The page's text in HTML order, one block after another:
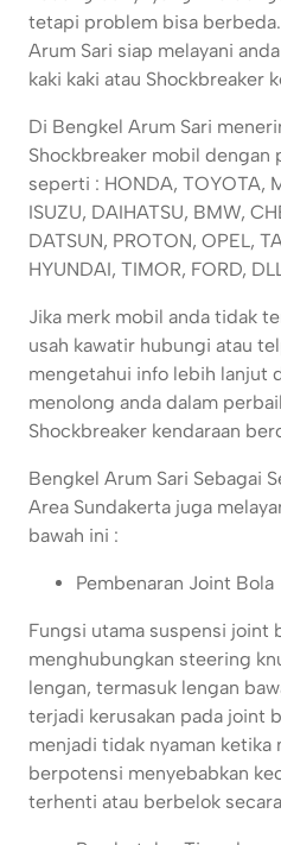
tetapi problem bisa
Arum Sari siap melayani
kaki kaki atau Shockbreaker
Di Bengkel Arum Sari
Shockbreaker mobil dengan
seperti : HONDA, TOYOTA,
ISUZU, DAIHATSU, BMW,
DATSUN, PROTON, OPEL,
HYUNDAI, TIMOR, FORD,
Jika merk mobil anda tidak
usah kawatir hubungi atau
mengetahui info lebih lanjut
menolong anda dalam
Shockbreaker kendaraan
Bengkel Arum Sari Sebagai
Area Sundakerta juga
bawah ini :
Pembenaran Joint Bola
Fungsi utama suspensi joint
menghubungkan steering
lengan, termasuk lengan
terjadi kerusakan pada joint
menjadi tidak nyaman ketika
berpotensi menyebabkan
terhenti atau berbelok